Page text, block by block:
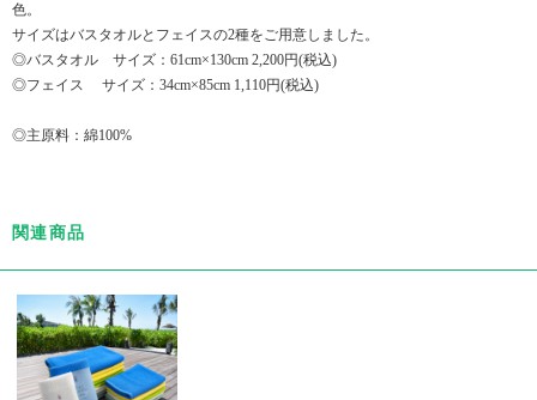
色。
サイズはバスタオルとフェイスの2種をご用意しました。
◎バスタオル サイズ：61cm×130cm 2,200円(税込)
◎フェイス サイズ：34cm×85cm 1,110円(税込)
◎主原料：綿100%
関連商品